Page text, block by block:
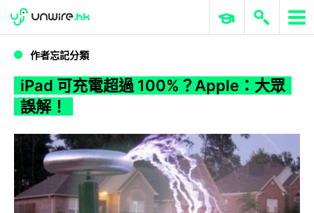
iPad 可充電超過 100%？Apple：大眾誤解！
WWDC 2026 ERP 與商業 AI
作者忘記分類
iPad 可充電超過 100%？Apple：大眾
誤解！